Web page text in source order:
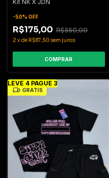
Kit NK X JDN
-50% OFF
R$175,00 R$350,00
2 xde R$87,50 sem juros
COMPRAR
LEVE 4 PAGUE 3
GRÁTIS